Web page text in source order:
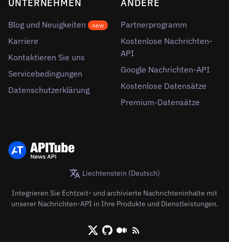
UNTERNEHMEN
Blog und Neuigkeiten new
Karriere
Kontaktieren Sie uns
Servicebedingungen
Datenschutzerklärung
ANDERE
Partnerprogramm
Kostenlose Nachrichten-
API
Google Nachrichten-API
Kostenlose Datensätze
Premium-Datensätze
Liechtenstein (Deutsch)
Integrieren Sie Echtzeit- und archivierte Nachrichteninhalte mit
unserer Nachrichten-API in Ihre Produkte und Dienstleistungen.
X/Twitter
GithubMediumRSS/XML